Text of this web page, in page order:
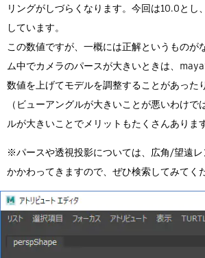
リングがしづらくなります。今回は10.0とし
しています。
この数値ですが、一概には正解というものが
ム中でカメラのパースが大きいときは、
数値を上げてモデルを調整することがあった
（ビューアングルが大きいことが悪いわけ
ルが大きいことでメリットもたくさんありま
※パースや透視投影については、広角/望遠
かかわってきますので、ぜひ検索してみてく